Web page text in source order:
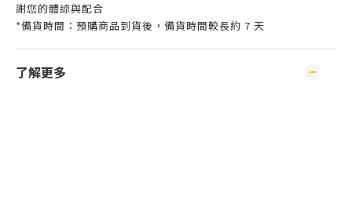
謝您的體諒與配合
*備貨時間：預購商品到貨後，備貨時間較長約 7 天
了解更多